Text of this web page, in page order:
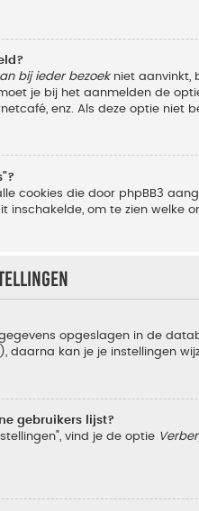
bij ieder bezoekniet aanvinkt,
je bij het aanmelden de
enz. Als deze optie niet
cookies die door phpBB3
inschakelde, om te zien welke
opgeslagen in de
daarna kan je je instellingen
gebruikers lijst?
vind je de optie